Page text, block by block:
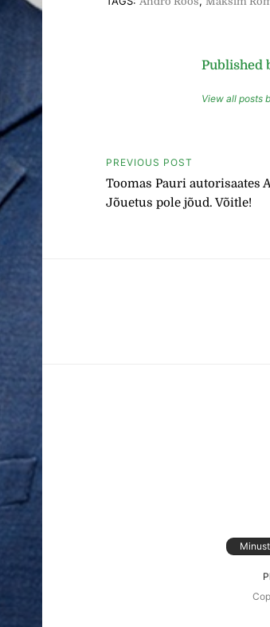
Published
View all posts
PREVIOUS POST
Toomas Pauri autorisaates
Jõuetus pole jõud. Võitle!
Minust